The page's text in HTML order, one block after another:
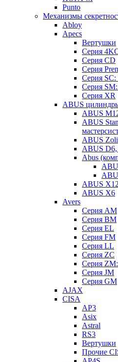
Punto
Механизмы
Abloy
Apecs
Вертушки
Серия
Серия CD
Серия
Серия
Серия
Серия XR
ABUS
ABUS
ABUS
ABUS
ABUS
Abus
ABUS
ABUS X6
Avers
Серия AM
Серия BM
Серия EL
Серия FM
Серия LL
Серия ZC
Серия
Серия JM
Серия GM
AJAX
CISA
AP3
Asix
Astral
RS3
Вертушки
Прочие